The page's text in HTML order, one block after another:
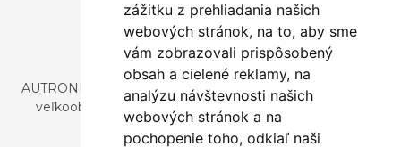
zážitku z prehliadania našich
webových stránok, na to, aby sme
vám zobrazovali prispôsobený
obsah a cielené reklamy, na
analýzu návštevnosti našich
webových stránok a na
pochopenie toho, odkiaľ naši
AUTRONIC, s.r.o. je spoločnosť zaoberajúca sa dovozom a
veľkoobchodným predajom dizajnového aj štýlového
nábytku a dekorácií.